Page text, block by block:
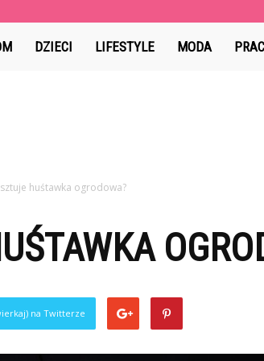
DZIECI LIFESTYLE MODA
huśtawka ogrodowa?
na Twitterze